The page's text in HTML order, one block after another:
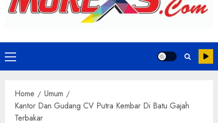
Primary
Menu
Home
Umum
Kantor Dan Gudang CV Putra Kembar Di Batu Gajah
Terbakar